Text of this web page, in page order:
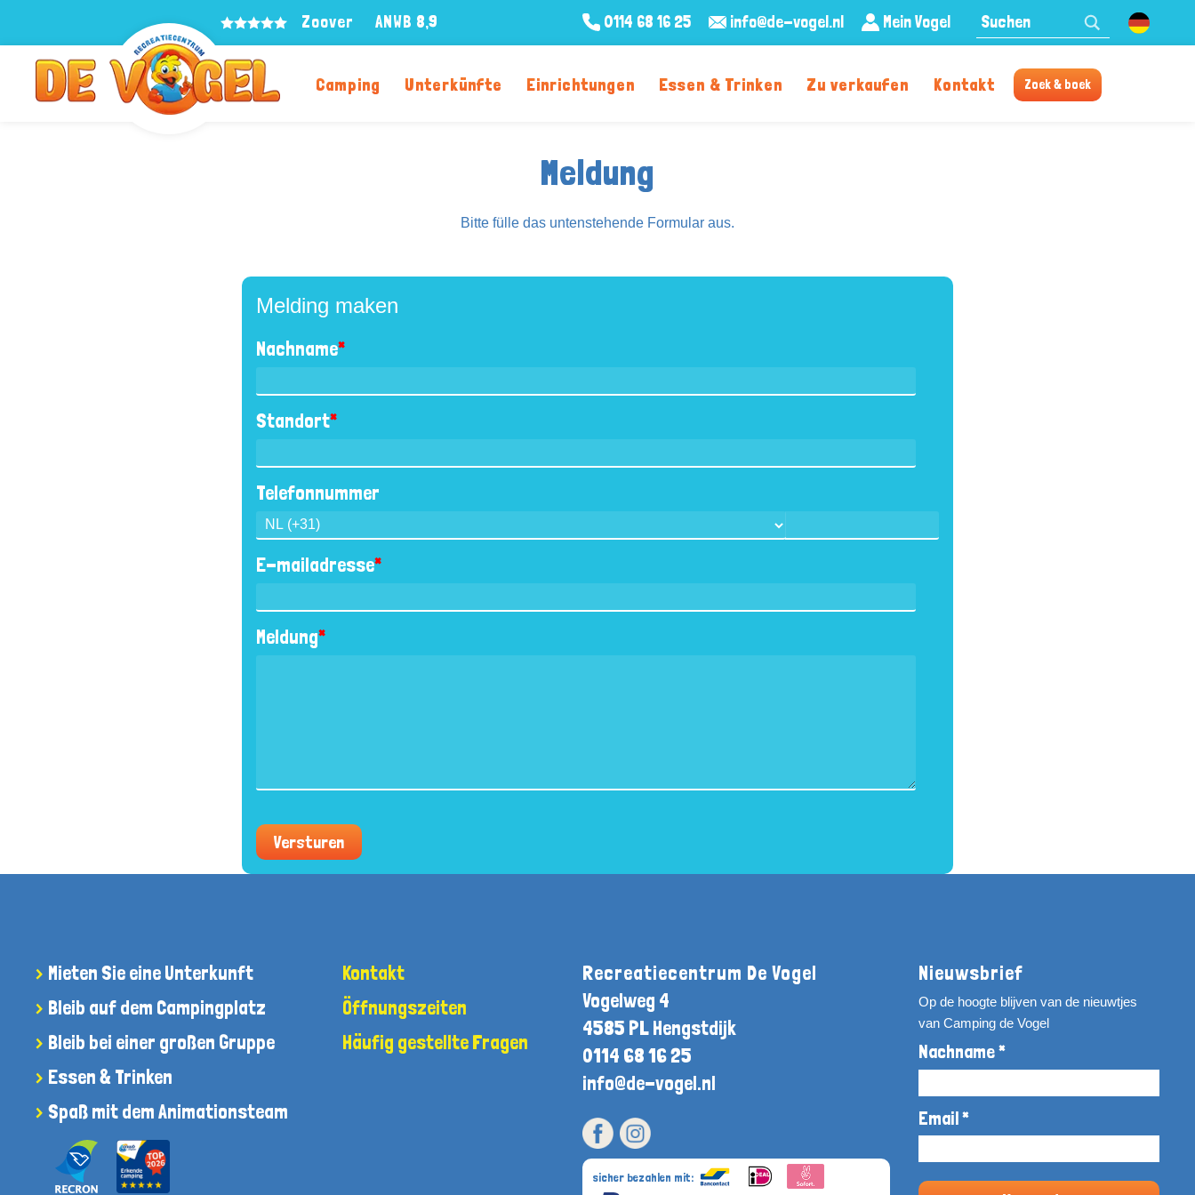
Zoover ANWB 8,9 0114 68 16 25 info@de-vogel.nl Mein Vogel
Frontend
search:
Camping Unterkünfte Einrichtungen Essen & Trinken Zu verkaufen Kontakt Zoek & boek
Meldung
Bitte fülle das untenstehende Formular aus.
Melding maken
Nachname*
Standort*
Telefonnummer
E-mailadresse*
Meldung*
Versturen
Mieten Sie eine Unterkunft
Bleib auf dem Campingplatz
Bleib bei einer großen Gruppe
Essen & Trinken
Spaß mit dem Animationsteam
Kontakt
Öffnungszeiten
Häufig gestellte Fragen
Recreatiecentrum De Vogel
Vogelweg 4
4585 PL Hengstdijk
0114 68 16 25
info@de-vogel.nl
sicher bezahlen mit:
Nieuwsbrief
Op de hoogte blijven van de nieuwtjes
van Camping de Vogel
Nachname *
Email *